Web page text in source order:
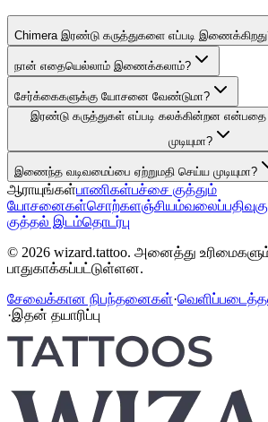
Chimera இரண்டு கருத்துகளை எப்படி
நான் எதையெல்லாம் இணைக்கலாம்?
சேர்க்கைகளுக்கு யோசனை வேண்டுமா?
இரண்டு கருத்துகள் எப்படி கலக்கின்றன
முடியுமா?
இணைந்த வடிவமைப்பை ஏற்றுமதி செய்ய முடியுமா?
ஆராயுங்கள்பாணிகள்பச்சை குத்தும்
யோசனைகள்சொற்களஞ்சியம்வலைப்பதிவு
குத்தல் இடம்தொடர்பு
© 2026 wizard.tattoo. அனைத்து
பாதுகாக்கப்பட்டுள்ளன.
சேவைக்கான நிபந்தனைகள்·
·இதன் தயாரிப்பு